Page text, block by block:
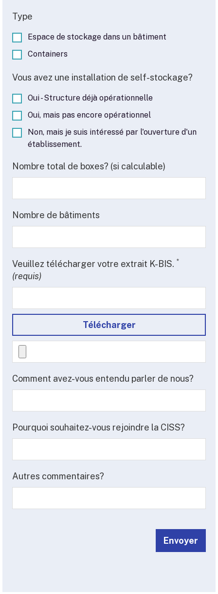
Type
Espace de stockage dans un bâtiment
Containers
Vous avez une installation de self-stockage?
Oui - Structure déjà opérationnelle
Oui, mais pas encore opérationnel
Non, mais je suis intéressé par l'ouverture d'un
établissement.
Nombre total de boxes? (si calculable)
Nombre de bâtiments
Veuillez télécharger votre extrait K-BIS. *
(requis)
Télécharger
Comment avez-vous entendu parler de nous?
Pourquoi souhaitez-vous rejoindre la CISS?
Autres commentaires?
Envoyer